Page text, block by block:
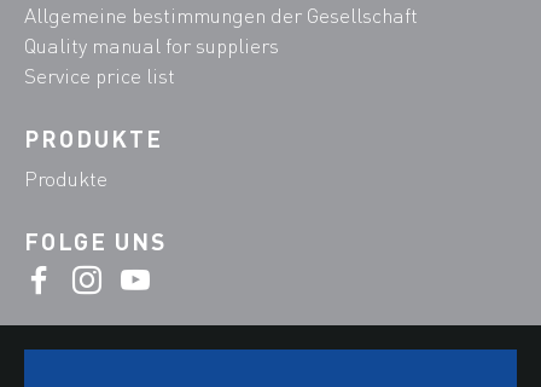
Allgemeine bestimmungen der Gesellschaft
Quality manual for suppliers
Service price list
PRODUKTE
Produkte
FOLGE UNS